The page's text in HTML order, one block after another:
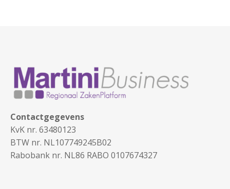
Contactgegevens
KvK nr. 63480123
BTW nr. NL107749245B02
Rabobank nr. NL86 RABO 0107674327